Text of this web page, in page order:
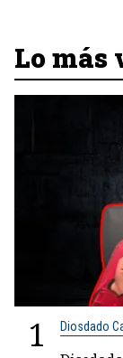
Lo más
1 Diosdado